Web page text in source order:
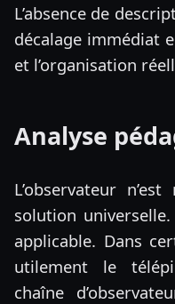
L’absence de
décalage immédiat
et l’organisation
Analyse
L’observateur
solution
applicable. Dans
utilement le
chaîne